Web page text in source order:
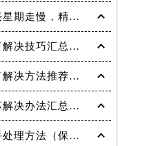
解决萧邦腕表星期走慢，精准调校秘籍在这里
萧邦表耳掉了解决技巧汇总（轻松修复爱表的小妙招）
萧邦表针掉了解决方法推荐（轻松修复你的爱表）
萧邦腕表摔坏解决办法汇总（专业修复与日常保养技巧）
萧邦表壳割手处理方法（保养与修复技巧指南）